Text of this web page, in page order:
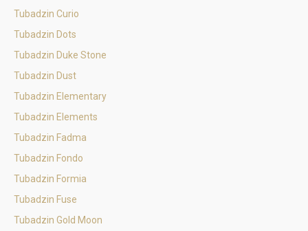
Tubadzin Curio
Tubadzin Dots
Tubadzin Duke Stone
Tubadzin Dust
Tubadzin Elementary
Tubadzin Elements
Tubadzin Fadma
Tubadzin Fondo
Tubadzin Formia
Tubadzin Fuse
Tubadzin Gold Moon